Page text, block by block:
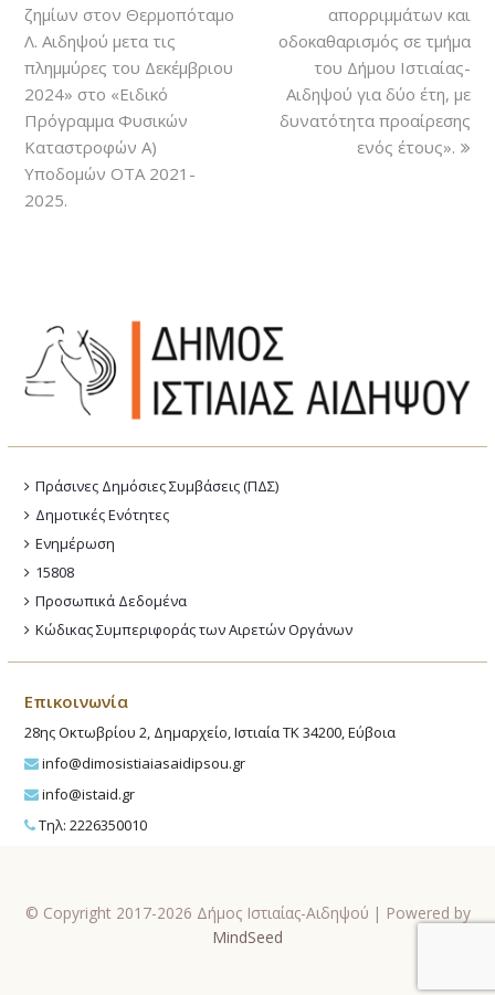
ζημίων στον Θερμοπόταμο
Λ. Αιδηψού μετα τις
πλημμύρες του Δεκέμβριου
2024» στο «Ειδικό
Πρόγραμμα Φυσικών
Καταστροφών Α)
Υποδομών ΟTA 2021-
2025.
απορριμμάτων και
οδοκαθαρισμός σε τμήμα
του Δήμου Ιστιαίας-
Αιδηψού για δύο έτη, με
δυνατότητα προαίρεσης
ενός έτους».
Πράσινες Δημόσιες Συμβάσεις (ΠΔΣ)
Δημοτικές Ενότητες
Ενημέρωση
15808
Προσωπικά Δεδομένα
Κώδικας Συμπεριφοράς των Αιρετών Οργάνων
Επικοινωνία
28ης Οκτωβρίου 2, Δημαρχείο, Ιστιαία ΤΚ 34200, Εύβοια
info@dimosistiaiasaidipsou.gr
info@istaid.gr
Τηλ: 2226350010
© Copyright 2017-2026 Δήμος Ιστιαίας-Αιδηψού | Powered by
MindSeed